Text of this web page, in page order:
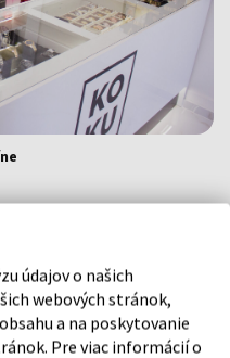
údajov o našich
webových stránok,
a na poskytovanie
Pre viac informácií o